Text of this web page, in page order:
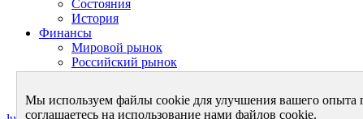
Состояния
История
Финансы
Мировой рынок
Российский рынок
Личный бюджет
Мы используем файлы cookie для улучшения вашего опыта
соглашаетесь на использование нами файлов cookie.